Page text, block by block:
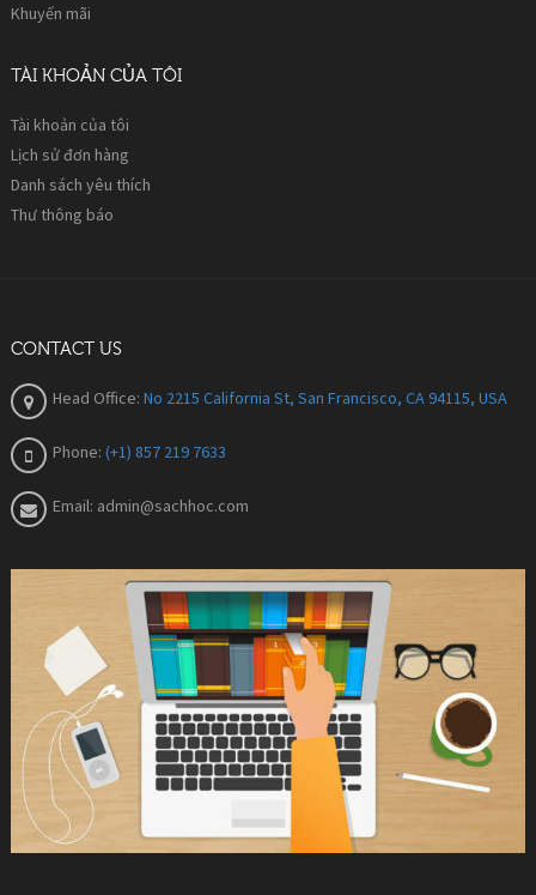
Khuyến mãi
TÀI KHOẢN CỦA TÔI
Tài khoản của tôi
Lịch sử đơn hàng
Danh sách yêu thích
Thư thông báo
CONTACT US
Head Office: No 2215 California St, San Francisco, CA 94115, USA
Phone: (+1) 857 219 7633
Email: admin@sachhoc.com